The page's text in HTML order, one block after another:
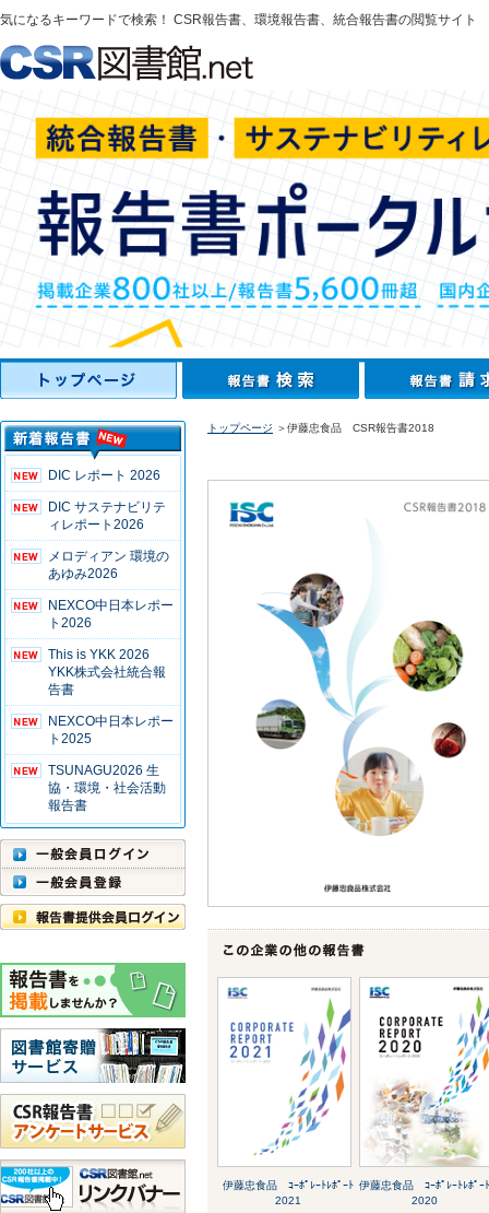
気になるキーワードで検索！ CSR報告書、環境報告書、統合報告書の閲覧サイト
DIC レポート 2026
DIC サステナビリテ
ィレポート2026
メロディアン 環境の
あゆみ2026
NEXCO中日本レポー
ト2026
This is YKK 2026
YKK株式会社統合報
告書
NEXCO中日本レポー
ト2025
TSUNAGU2026 生
協・環境・社会活動
報告書
トップページ ＞伊藤忠食品 CSR報告書2018
伊藤忠食品 ｺｰﾎﾟﾚｰﾄﾚﾎﾟｰﾄ
2021
伊藤忠食品 ｺｰﾎﾟﾚｰﾄﾚﾎﾟｰ
2020